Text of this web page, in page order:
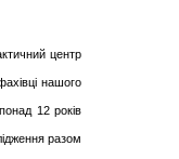
центр
нашого
12 років
разом